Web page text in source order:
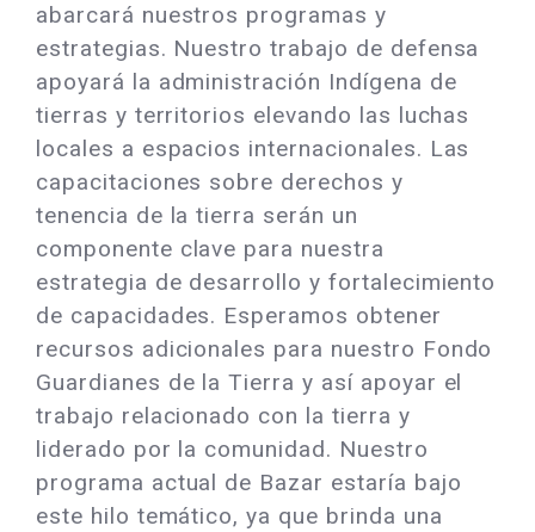
abarcará nuestros programas y
estrategias. Nuestro trabajo de defensa
apoyará la administración Indígena de
tierras y territorios elevando las luchas
locales a espacios internacionales. Las
capacitaciones sobre derechos y
tenencia de la tierra serán un
componente clave para nuestra
estrategia de desarrollo y fortalecimiento
de capacidades. Esperamos obtener
recursos adicionales para nuestro Fondo
Guardianes de la Tierra y así apoyar el
trabajo relacionado con la tierra y
liderado por la comunidad. Nuestro
programa actual de Bazar estaría bajo
este hilo temático, ya que brinda una